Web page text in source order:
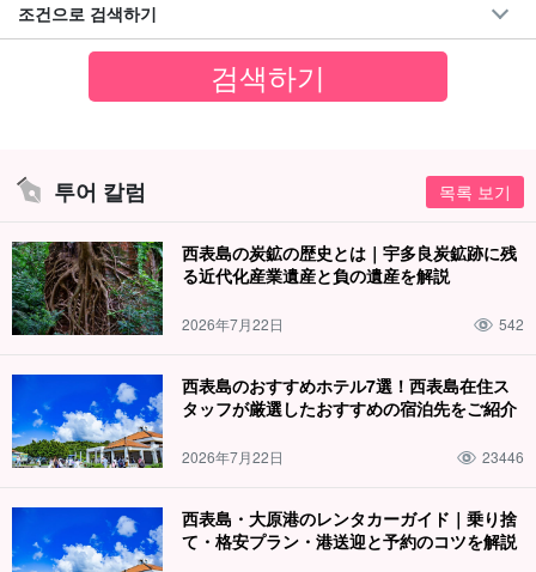
조건으로 검색하기
투어 칼럼 목록 보기
西表島の炭鉱の歴史とは｜宇多良炭鉱跡に残
る近代化産業遺産と負の遺産を解説
2026年7月22日 542
西表島のおすすめホテル7選！西表島在住ス
タッフが厳選したおすすめの宿泊先をご紹介
2026年7月22日 23446
西表島・大原港のレンタカーガイド｜乗り捨
て・格安プラン・港送迎と予約のコツを解説